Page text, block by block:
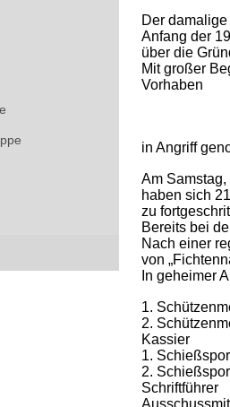
Der
Anfang der
über die
Mit großer
Vorhaben
in Angriff
Am
haben sich
zu
Bereits bei
Nach einer
von
In geheimer
1.
2.
1.
2.